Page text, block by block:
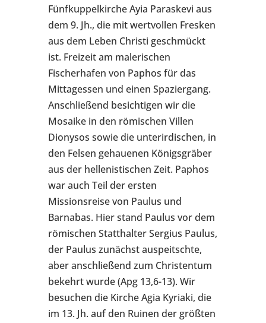
Fünfkuppelkirche Ayia Paraskevi aus
dem 9. Jh., die mit wertvollen Fresken
aus dem Leben Christi geschmückt
ist. Freizeit am malerischen
Fischerhafen von Paphos für das
Mittagessen und einen Spaziergang.
Anschließend besichtigen wir die
Mosaike in den römischen Villen
Dionysos sowie die unterirdischen, in
den Felsen gehauenen Königsgräber
aus der hellenistischen Zeit. Paphos
war auch Teil der ersten
Missionsreise von Paulus und
Barnabas. Hier stand Paulus vor dem
römischen Statthalter Sergius Paulus,
der Paulus zunächst auspeitschte,
aber anschließend zum Christentum
bekehrt wurde (Apg 13,6-13). Wir
besuchen die Kirche Agia Kyriaki, die
im 13. Jh. auf den Ruinen der größten